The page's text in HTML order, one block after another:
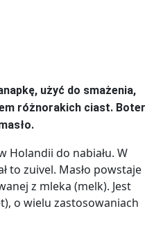
użyć do smażenia,
różnorakich ciast. Boter
Holandii do nabiału. W
to zuivel. Masło powstaje
z mleka (melk). Jest
o wielu zastosowaniach